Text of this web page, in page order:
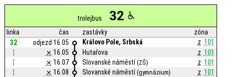
trolejbus 32
linka čas zastávky
zóna
32
odjezd 16.05 Královo Pole, Srbská z 101
¦
⨯ 16.05 Hutařova z 101
¦
⨯ 16.07 Slovanské náměstí(ZŠ) z 101
¦
⨯ 16.08 Slovanské náměstí(gymnázium) z 101